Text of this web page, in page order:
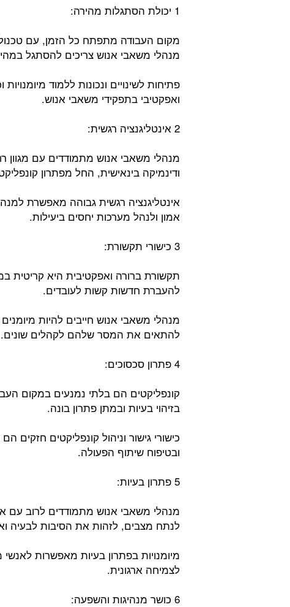
1 יכולת הסתגלות מהירה:
מקום העבודה מתפתח כל הזמן, עם
מנהלי משאבי אנוש צריכים להסתגל
פתיחות לשינויים ונכונות ללמוד
ואפקטיבי בתפקידי משאבי אנוש.
2 אינטליגנציה רגשית:
מנהלי משאבי אנוש מתמודדים עם
ודינמיקה בינאישית, החל מפתרון
אינטליגנציה רגשית גבוהה מאפשרת
אמון ולנהל מערכות יחסים ביעילות.
3 כישורי תקשורת:
תקשורת ברורה ואפקטיבית היא קריטית
להעברת חדשות קשות לעובדים.
מנהלי משאבי אנוש חייבים להיות
להתאים את המסר שלהם לקהלים שונים.
4 פתרון סכסוכים:
קונפליקטים הם בלתי נמנעים במקום
בזיהוי בעיות ובמתן פתרון בונה.
כישורי גישור וניהול קונפליקטים
ובטיפוח שיתוף הפעולה.
5 פתרון בעיות:
מנהלי משאבי אנוש מתמודדים לרוב עם
לנתח מצבים, לזהות את הסיבות לבעיה
מיומנויות בפתרון בעיות מאפשרות
לצמיחה ארגונית.
6 כושר מנהיגות והשפעה: